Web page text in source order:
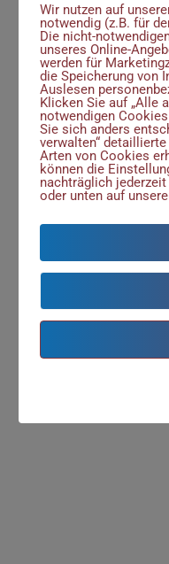
Wir nutzen auf
notwendig (z.B. für
Die nicht-
unseres Online-
werden für
die Speicherung von
Auslesen
Klicken Sie auf „Alle
notwendigen
Sie sich anders
verwalten“
Arten von Cookies
können die
nachträglich
oder unten auf